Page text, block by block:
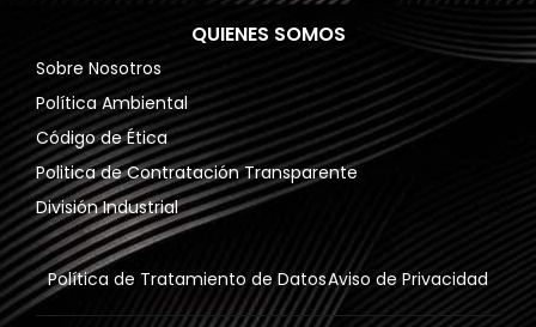
QUIENES SOMOS
Sobre Nosotros
Política Ambiental
Código de Ética
Politica de Contratación Transparente
División Industrial
Política de Tratamiento de DatosAviso de Privacidad